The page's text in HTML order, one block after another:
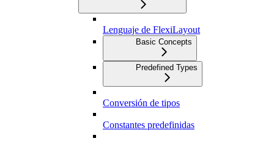
Lenguaje de FlexiLayout
Basic Concepts
Predefined Types
Conversión de tipos
Constantes predefinidas